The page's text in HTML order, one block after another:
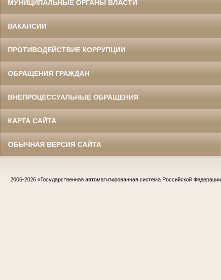
МУНИЦИПАЛЬНЫЕ ОРГАНЫ ВЛАСТИ
ВАКАНСИИ
ПРОТИВОДЕЙСТВИЕ КОРРУПЦИИ
ОБРАЩЕНИЯ ГРАЖДАН
ВНЕПРОЦЕССУАЛЬНЫЕ ОБРАЩЕНИЯ
КАРТА САЙТА
ОБЫЧНАЯ ВЕРСИЯ САЙТА
2006-2026 «Государственная автоматизированная система Российской